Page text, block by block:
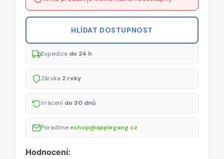
HLÍDAT DOSTUPNOST
Expedice do 24 h
Záruka 2 roky
Vrácení do 30 dnů
Poradíme eshop@applegang.cz
Hodnocení: